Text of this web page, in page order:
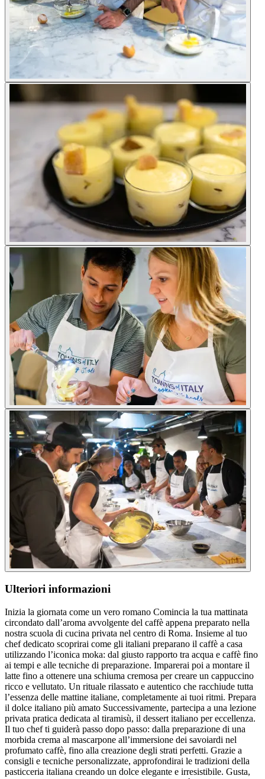
Ulteriori informazioni
Inizia la giornata come un vero romano Comincia la tua mattinata
circondato dall’aroma avvolgente del caffè appena preparato nella
nostra scuola di cucina privata nel centro di Roma. Insieme al tuo
chef dedicato scoprirai come gli italiani preparano il caffè a casa
utilizzando l’iconica moka: dal giusto rapporto tra acqua e caffè fino
ai tempi e alle tecniche di preparazione. Imparerai poi a montare il
latte fino a ottenere una schiuma cremosa per creare un cappuccino
ricco e vellutato. Un rituale rilassato e autentico che racchiude tutta
l’essenza delle mattine italiane, completamente ai tuoi ritmi. Prepara
il dolce italiano più amato Successivamente, partecipa a una lezione
privata pratica dedicata al tiramisù, il dessert italiano per eccellenza.
Il tuo chef ti guiderà passo dopo passo: dalla preparazione di una
morbida crema al mascarpone all’immersione dei savoiardi nel
profumato caffè, fino alla creazione degli strati perfetti. Grazie a
consigli e tecniche personalizzate, approfondirai le tradizioni della
pasticceria italiana creando un dolce elegante e irresistibile. Gusta,